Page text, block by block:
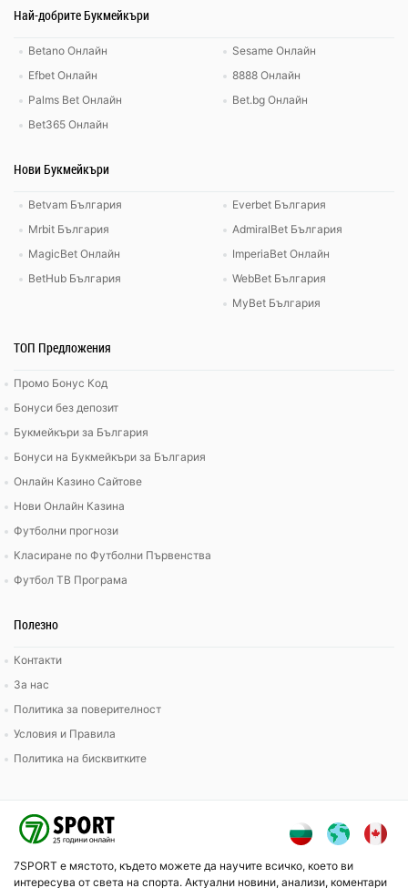
Най-добрите Букмейкъри
Betano Онлайн
Efbet Онлайн
Palms Bet Онлайн
Bet365 Онлайн
Sesame Онлайн
8888 Онлайн
Bet.bg Онлайн
Нови Букмейкъри
Betvam България
Mrbit България
MagicBet Онлайн
BetHub България
Everbet България
AdmiralBet България
ImperiaBet Онлайн
WebBet България
MyBet България
ТОП Предложения
Промо Бонус Код
Бонуси без депозит
Букмейкъри за България
Бонуси на Букмейкъри за България
Онлайн Казино Сайтове
Нови Онлайн Казина
Футболни прогнози
Класиране по Футболни Първенства
Футбол ТВ Програма
Полезно
Контакти
За нас
Политика за поверителност
Условия и Правила
Политика на бисквитките
7SPORT е мястото, където можете да научите всичко, което ви
интересува от света на спорта. Актуални новини, анализи, коментари